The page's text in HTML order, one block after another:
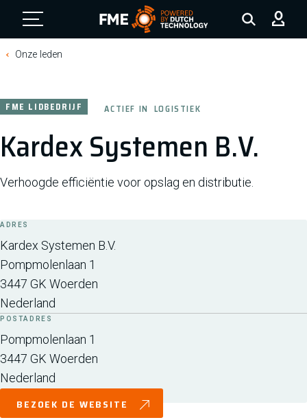
FME Logo, to the homepage
Onze leden
Kardex Systemen B.V.
FME LIDBEDRIJF ACTIEF IN LOGISTIEK
Verhoogde efficiëntie voor opslag en distributie.
ADRES
Kardex Systemen B.V.
Pompmolenlaan 1
3447 GK Woerden
Nederland
POSTADRES
Pompmolenlaan 1
3447 GK Woerden
Nederland
BEZOEK DE WEBSITE